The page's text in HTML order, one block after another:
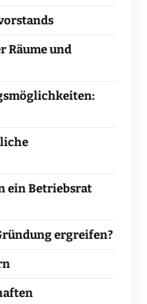
Räume und
ein Betriebsrat
ergreifen?